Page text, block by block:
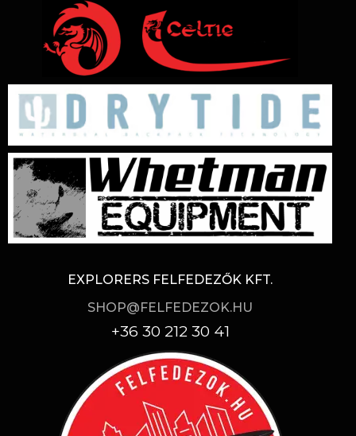
EXPLORERS FELFEDEZŐK KFT.
SHOP@FELFEDEZOK.HU
+36 30 212 30 41